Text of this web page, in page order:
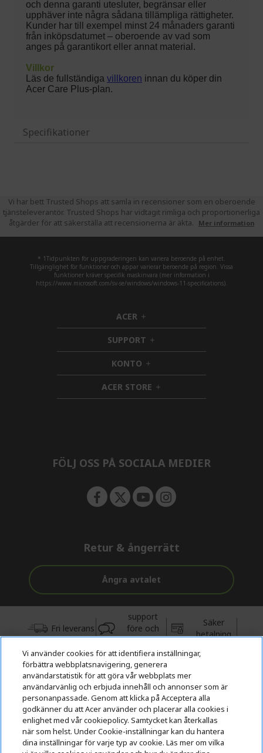
Specifikationer
Vi har bett Trusted Shops att samla in recensioner som en oberoende
tjänsteleverantör. Trusted Shops har vidtagit rimliga och proportionerliga
åtgärder för att säkerställa att recensionerna är äkta.
Mer information
* 1Tidpunkten för uppgraderingen kan variera beroende på enhet.
Tillgänglighet för funktioner och appar varierar beroende på region. Vissa
funktioner kräver specifik maskinvara (mer information i
https://www.microsoft.com/sv-se/windows/windows-11-specifications).
ACER h
i
d
d
e
n
SUPPORT h
i
d
d
e
n
KONTO h
i
d
d
ACER STORE h
i
FÖLJ OSS PÅ SOCIALA MEDIER
Retur & ångerrätt
Ångra avtalet
Fri leverans
support
före och
efter köp
Säker
betalning
© 2026 Acer Inc.
CPYou BV är auktoriserad återförsäljare och försäljare av de
produkter och tjänster som erbjuds i denna butik.
Vi använder cookies för att identifiera inställningar,
förbättra webbplatsnavigering, generera
användarstatistik för att göra vår webbplats mer
användarvänlig och erbjuda innehåll och annonser som är
personanpassade. Genom att klicka på Acceptera alla
godkänner du att Acer använder och placerar alla cookies i
enlighet med vår cookiepolicy. Samtycket kan återkallas
när som helst. Under Cookie-inställningar kan du hantera
dina inställningar för varje typ av cookie. Läs mer om vilka